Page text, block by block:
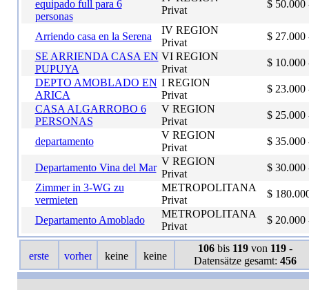
equipado full para 6
personas
Privat
$ 50.000
Arriendo casa en la Serena
IV REGION
Privat
$ 27.000
SE ARRIENDA CASA EN
PUPUYA
VI REGION
Privat
$ 10.000
DEPTO AMOBLADO EN
ARICA
I REGION
Privat
$ 23.000
CASA ALGARROBO 6
PERSONAS
V REGION
Privat
$ 25.000
departamento
V REGION
Privat
$ 35.000
Departamento Vina del Mar
V REGION
Privat
$ 30.000
Zimmer in 3-WG zu
vermieten
METROPOLITANA
Privat
$
Departamento Amoblado
METROPOLITANA
Privat
$ 20.000
106 bis 119 von 119 -
Datensätze gesamt: 456